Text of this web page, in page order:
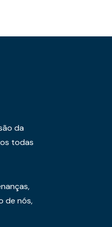
da
todas
de nós,